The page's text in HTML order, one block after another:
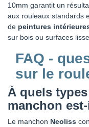
10mm garantit un
aux rouleaux standards
de peintures
sur bois ou surfaces
FAQ -
sur le
À quels
manchon
Le manchon Neoliss